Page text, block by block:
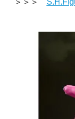
＞＞＞